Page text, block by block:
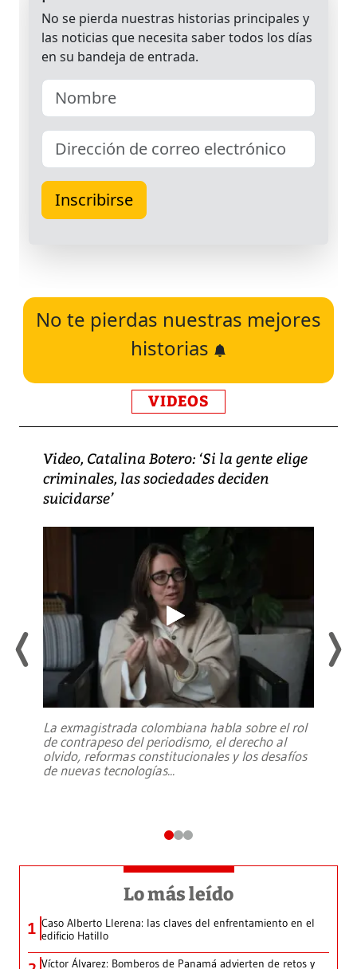
No te pierdas nuestras mejores
historias
VIDEOS
Video, Catalina Botero: ‘Si la gente elige
criminales, las sociedades deciden
suicidarse’
La exmagistrada colombiana habla sobre el rol
de contrapeso del periodismo, el derecho al
olvido, reformas constitucionales y los desafíos
de nuevas tecnologías...
Lo más leído
1 Caso Alberto Llerena: las claves del enfrentamiento en el
edificio Hatillo
Víctor Álvarez: Bomberos de Panamá advierten de retos y